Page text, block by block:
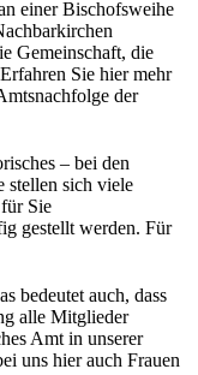
einer Bischofsweihe
Gemeinschaft, die
Sie hier mehr
der
– bei den
stellen sich viele
Sie
gestellt werden. Für
bedeutet auch, dass
alle Mitglieder
Amt in unserer
uns hier auch Frauen